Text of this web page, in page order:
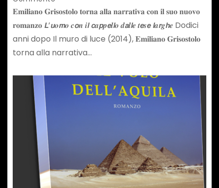
𝐄𝐦𝐢𝐥𝐢𝐚𝐧𝐨 𝐆𝐫𝐢𝐬𝐨𝐬𝐭𝐨𝐥𝐨 𝐭𝐨𝐫𝐧𝐚 𝐚𝐥𝐥𝐚 𝐧𝐚𝐫𝐫𝐚𝐭𝐢𝐯𝐚 𝐜𝐨𝐧 𝐢𝐥 𝐬𝐮𝐨 𝐧𝐮𝐨𝐯𝐨
𝐫𝐨𝐦𝐚𝐧𝐳𝐨 𝙇’𝙪𝒐𝙢𝒐 𝒄𝙤𝒏 𝒊𝙡 𝙘𝒂𝙥𝒑𝙚𝒍𝙡𝒐 𝒅𝙖𝒍𝙡𝒆 𝒕𝙚𝒔𝙚 𝙡𝒂𝙧𝒈𝙝𝒆 Dodici
anni dopo Il muro di luce (2014), 𝐄𝐦𝐢𝐥𝐢𝐚𝐧𝐨 𝐆𝐫𝐢𝐬𝐨𝐬𝐭𝐨𝐥𝐨
torna alla narrativa…